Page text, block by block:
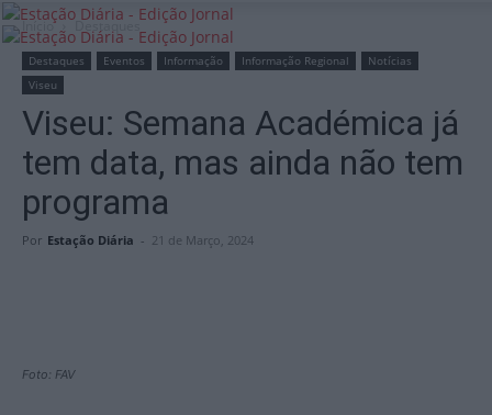
Início Destaques
Destaques Eventos Informação Informação Regional
Notícias
Viseu
Viseu: Semana Académica já
tem data, mas ainda não tem
programa
Por Estação Diária - 21 de Março, 2024
Foto: FAV